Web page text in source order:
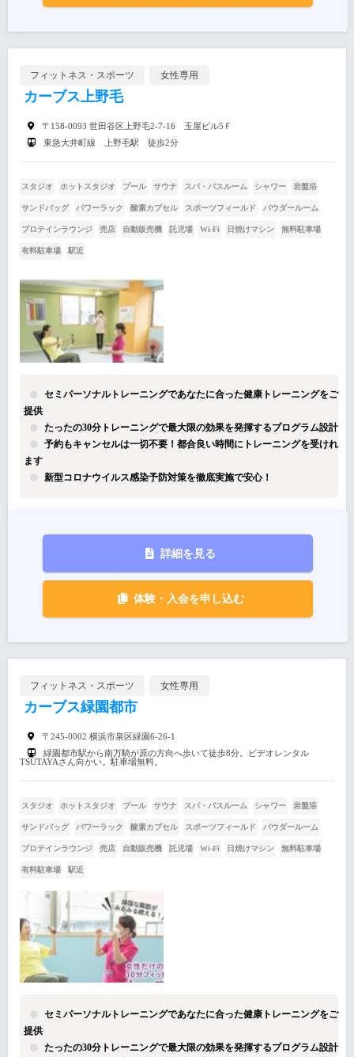
フィットネス・スポーツ 女性専用
カーブス上野毛
〒158-0093 世田谷区上野毛2-7-16 玉屋ビル5Ｆ
東急大井町線 上野毛駅 徒歩2分
スタジオ ホットスタジオ プール サウナ スパ・バスルーム シャワー 岩盤浴
サンドバッグ パワーラック 酸素カプセル スポーツフィールド パウダールーム
プロテインラウンジ 売店 自動販売機 託児場 Wi-Fi 日焼けマシン 無料駐車場
有料駐車場 駅近
セミパーソナルトレーニングであなたに合った健康トレーニングをご
提供
たったの30分トレーニングで最大限の効果を発揮するプログラム設計
予約もキャンセルは一切不要！都合良い時間にトレーニングを受けれ
ます
新型コロナウイルス感染予防対策を徹底実施で安心！
詳細を見る
体験・入会を申し込む
フィットネス・スポーツ 女性専用
カーブス緑園都市
〒245-0002 横浜市泉区緑園6-26-1
緑園都市駅から南万騎が原の方向へ歩いて徒歩8分。ビデオレンタル
TSUTAYAさん向かい。駐車場無料。
スタジオ ホットスタジオ プール サウナ スパ・バスルーム シャワー 岩盤浴
サンドバッグ パワーラック 酸素カプセル スポーツフィールド パウダールーム
プロテインラウンジ 売店 自動販売機 託児場 Wi-Fi 日焼けマシン 無料駐車場
有料駐車場 駅近
セミパーソナルトレーニングであなたに合った健康トレーニングをご
提供
たったの30分トレーニングで最大限の効果を発揮するプログラム設計